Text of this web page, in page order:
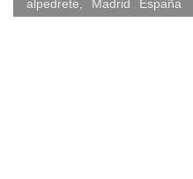
alpedrete Madrid España